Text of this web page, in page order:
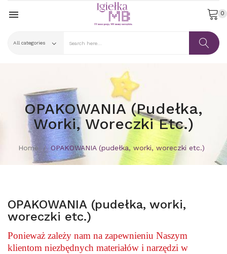
 0
OPAKOWANIA (pudełka,
Worki, Woreczki Etc.)
Home OPAKOWANIA (pudełka, worki, woreczki etc.)
OPAKOWANIA (pudełka, worki,
woreczki etc.)
Ponieważ zależy nam na zapewnieniu Naszym
klientom niezbędnych materiałów i narzędzi w